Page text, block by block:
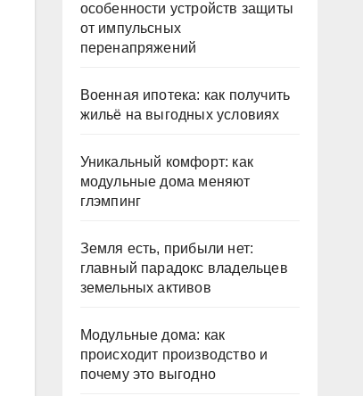
особенности устройств защиты
от импульсных
перенапряжений
Военная ипотека: как получить
жильё на выгодных условиях
Уникальный комфорт: как
модульные дома меняют
глэмпинг
Земля есть, прибыли нет:
главный парадокс владельцев
земельных активов
Модульные дома: как
происходит производство и
почему это выгодно